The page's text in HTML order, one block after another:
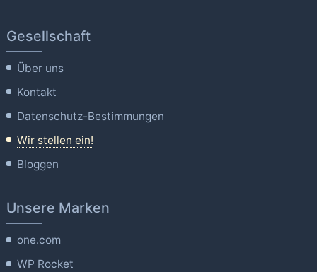
Gesellschaft
Über uns
Kontakt
Datenschutz-Bestimmungen
Wir stellen ein!
Bloggen
Unsere Marken
one.com
WP Rocket